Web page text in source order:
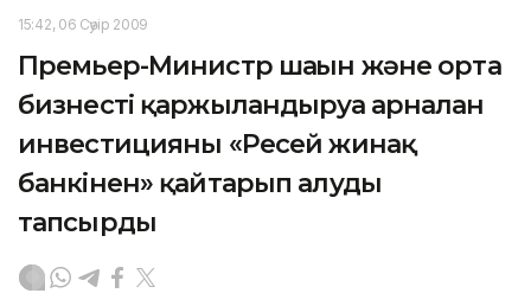
15:42, 06 Сәуір 2009
Премьер-Министр шағын және орта
бизнесті қаржыландыруға арналған
инвестицияны «Ресей жинақ
банкінен» қайтарып алуды
тапсырды